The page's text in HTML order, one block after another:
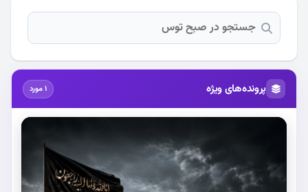
پرونده‌های ویژه 1 مورد